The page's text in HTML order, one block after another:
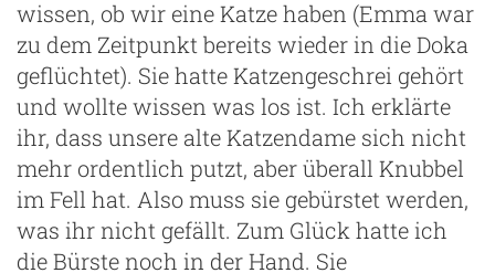
wissen, ob wir eine Katze haben (Emma war
zu dem Zeitpunkt bereits wieder in die Doka
geflüchtet). Sie hatte Katzengeschrei gehört
und wollte wissen was los ist. Ich erklärte
ihr, dass unsere alte Katzendame sich nicht
mehr ordentlich putzt, aber überall Knubbel
im Fell hat. Also muss sie gebürstet werden,
was ihr nicht gefällt. Zum Glück hatte ich
die Bürste noch in der Hand. Sie